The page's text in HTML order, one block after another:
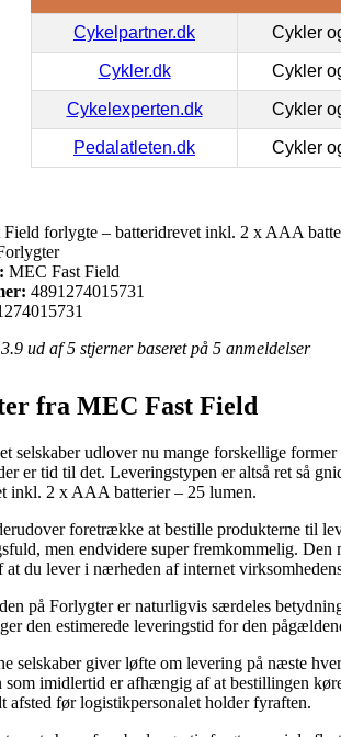
Cykelpartner.dk Cykler
Cykler.dk Cykler
Cykelexperten.dk Cykler
Pedalatleten.dk Cykler
Field forlygte – batteridrevet inkl. 2 x AAA
MEC Fast Field
4891274015731
3.9 ud af 5 stjerner baseret på 5 anmeldelser
fra MEC Fast Field
selskaber udlover nu mange forskellige
er tid til det. Leveringstypen er altså ret så
inkl. 2 x AAA batterier – 25 lumen.
foretrække at bestille produkterne til
men endvidere super fremkommelig.
du lever i nærheden af internet
på Forlygter er naturligvis særdeles
den estimerede leveringstid for den
selskaber giver løfte om levering på næste
som imidlertid er afhængig af at bestillingen
afsted før logistikpersonalet holder fyraften.